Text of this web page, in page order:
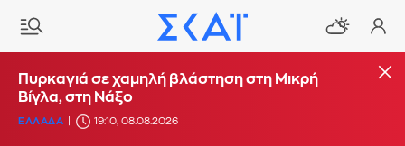
Πυρκαγιά σε χαμηλή βλάστηση στη Μικρή
Βίγλα, στη Νάξο
ΕΛΛΑΔΑ 19:10, 08.08.2026